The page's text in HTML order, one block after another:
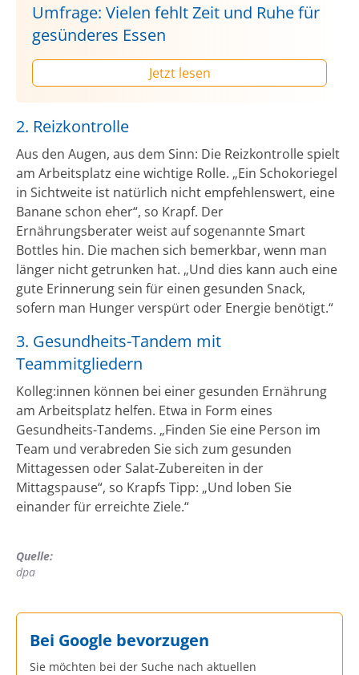
Umfrage: Vielen fehlt Zeit und Ruhe für
gesünderes Essen
Jetzt lesen
2. Reizkontrolle
Aus den Augen, aus dem Sinn: Die Reizkontrolle spielt
am Arbeitsplatz eine wichtige Rolle. „Ein Schokoriegel
in Sichtweite ist natürlich nicht empfehlenswert, eine
Banane schon eher“, so Krapf. Der
Ernährungsberater weist auf sogenannte Smart
Bottles hin. Die machen sich bemerkbar, wenn man
länger nicht getrunken hat. „Und dies kann auch eine
gute Erinnerung sein für einen gesunden Snack,
sofern man Hunger verspürt oder Energie benötigt.“
3. Gesundheits-Tandem mit
Teammitgliedern
Kolleg:innen können bei einer gesunden Ernährung
am Arbeitsplatz helfen. Etwa in Form eines
Gesundheits-Tandems. „Finden Sie eine Person im
Team und verabreden Sie sich zum gesunden
Mittagessen oder Salat-Zubereiten in der
Mittagspause“, so Krapfs Tipp: „Und loben Sie
einander für erreichte Ziele.“
Quelle:
dpa
Bei Google bevorzugen
Sie möchten bei der Suche nach aktuellen